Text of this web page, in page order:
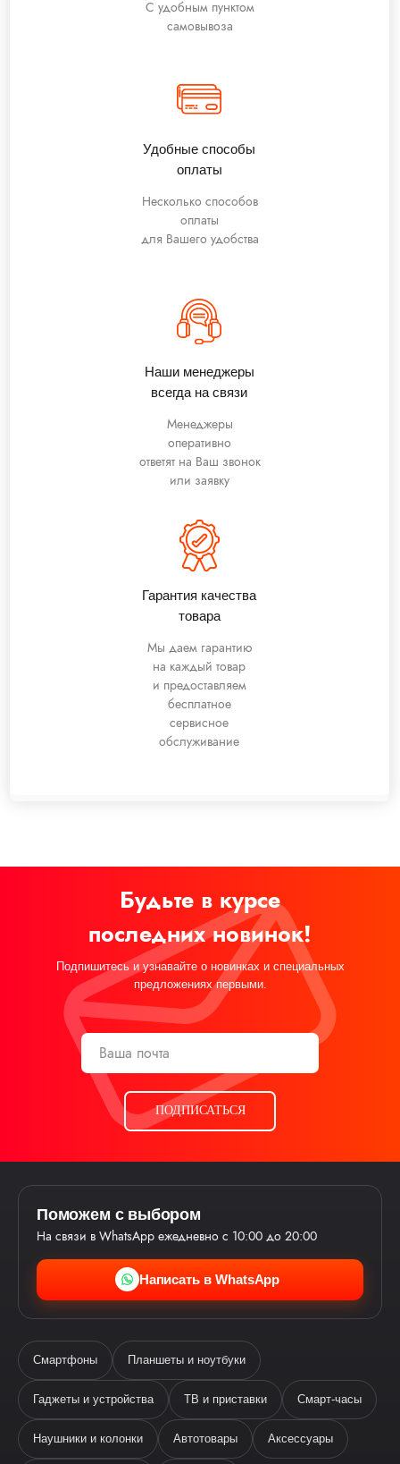
Удобные способы
оплаты
Гарантия качества
товара
Наши менеджеры
всегда на связи
С удобным пунктом
самовывоза
Несколько способов
оплаты
для Вашего удобства
Мы даем гарантию
на каждый товар
и предоставляем
бесплатное
сервисное
обслуживание
Менеджеры
оперативно
ответят на Ваш звонок
или заявку
Будьте в курсе
последних новинок!
Подпишитесь и узнавайте о новинках и специальных
предложениях первыми.
ПОДПИСАТЬСЯ
Поможем с выбором
На связи в WhatsApp ежедневно с 10:00 до 20:00
Написать в WhatsApp
Смартфоны Планшеты и ноутбуки
Гаджеты и устройства ТВ и приставки Смарт-часы
Наушники и колонки Автотовары Аксессуары